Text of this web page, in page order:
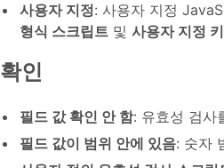
사용자 지정: 사용자 지정
형식 스크립트 및 사용자 지정
확인
필드 값 확인 안 함: 유효성 검사
필드 값이 범위 안에 있음: 숫자